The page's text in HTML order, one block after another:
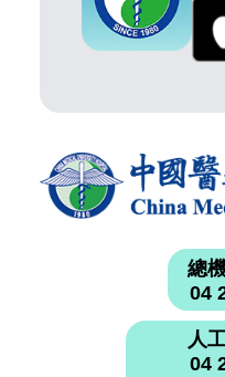
總
04
人
04